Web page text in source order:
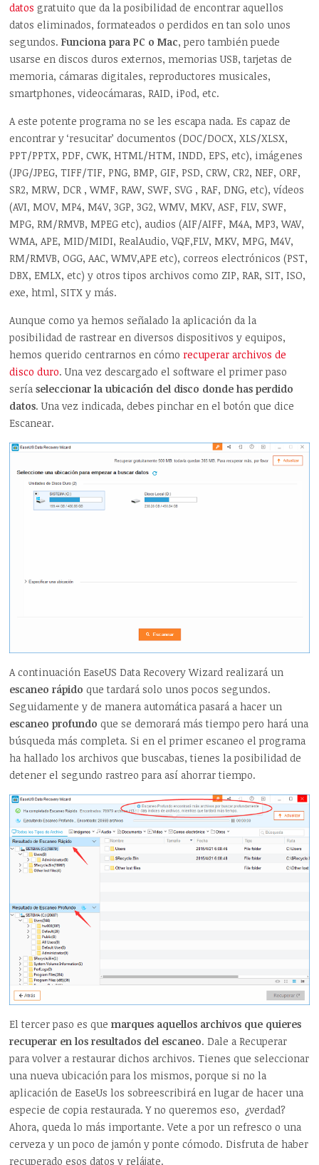
datos gratuito que da la posibilidad de encontrar aquellos
datos eliminados, formateados o perdidos en tan solo unos
segundos.Funciona para PC o Mac, pero también puede
usarse en discos duros externos, memorias USB, tarjetas de
memoria, cámaras digitales, reproductores musicales,
smartphones, videocámaras, RAID, iPod, etc.
A este potente programa no se les escapa nada. Es capaz de
encontrar y ‘resucitar’ documentos (DOC/DOCX, XLS/XLSX,
PPT/PPTX, PDF, CWK, HTML/HTM, INDD, EPS, etc), imágenes
(JPG/JPEG, TIFF/TIF, PNG, BMP, GIF, PSD, CRW, CR2, NEF, ORF,
SR2, MRW, DCR , WMF, RAW, SWF, SVG , RAF, DNG, etc), vídeos
(AVI, MOV, MP4, M4V, 3GP, 3G2, WMV, MKV, ASF, FLV, SWF,
MPG, RM/RMVB, MPEG etc), audios (AIF/AIFF, M4A, MP3, WAV,
WMA, APE, MID/MIDI, RealAudio, VQF,FLV, MKV, MPG, M4V,
RM/RMVB, OGG, AAC, WMV,APE etc), correos electrónicos (PST,
DBX, EMLX, etc) y otros tipos archivos como ZIP, RAR, SIT, ISO,
exe, html, SITX y más.
Aunque como ya hemos señalado la aplicación da la
posibilidad de rastrear en diversos dispositivos y equipos,
hemos querido centrarnos en cómorecuperar archivos de
disco duro. Una vez descargado el software el primer paso
seríaseleccionar la ubicación del disco donde has perdido
datos. Una vez indicada, debes pinchar en el botón que dice
Escanear.
A continuación EaseUS Data Recovery Wizard realizará un
escaneo rápido que tardará solo unos pocos segundos.
Seguidamente y de manera automática pasará a hacer un
escaneo profundo que se demorará más tiempo pero hará una
búsqueda más completa. Si en el primer escaneo el programa
ha hallado los archivos que buscabas, tienes la posibilidad de
detener el segundo rastreo para así ahorrar tiempo.
El tercer paso es quemarques aquellos archivos que quieres
recuperar en los resultados del escaneo. Dale a Recuperar
para volver a restaurar dichos archivos. Tienes que seleccionar
una nueva ubicación para los mismos, porque si no la
aplicación de EaseUs los sobreescribirá en lugar de hacer una
especie de copia restaurada. Y no queremos eso, ¿verdad?
Ahora, queda lo más importante. Vete a por un refresco o una
cerveza y un poco de jamón y ponte cómodo. Disfruta de haber
recuperado esos datos y relájate.